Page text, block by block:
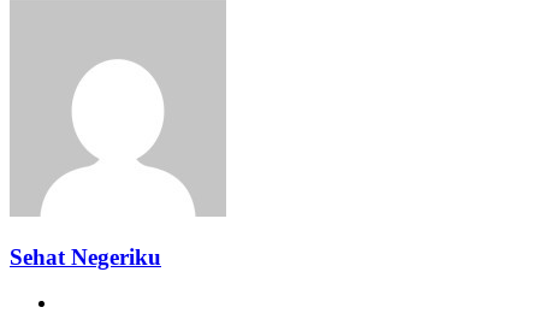
Sehat Negeriku